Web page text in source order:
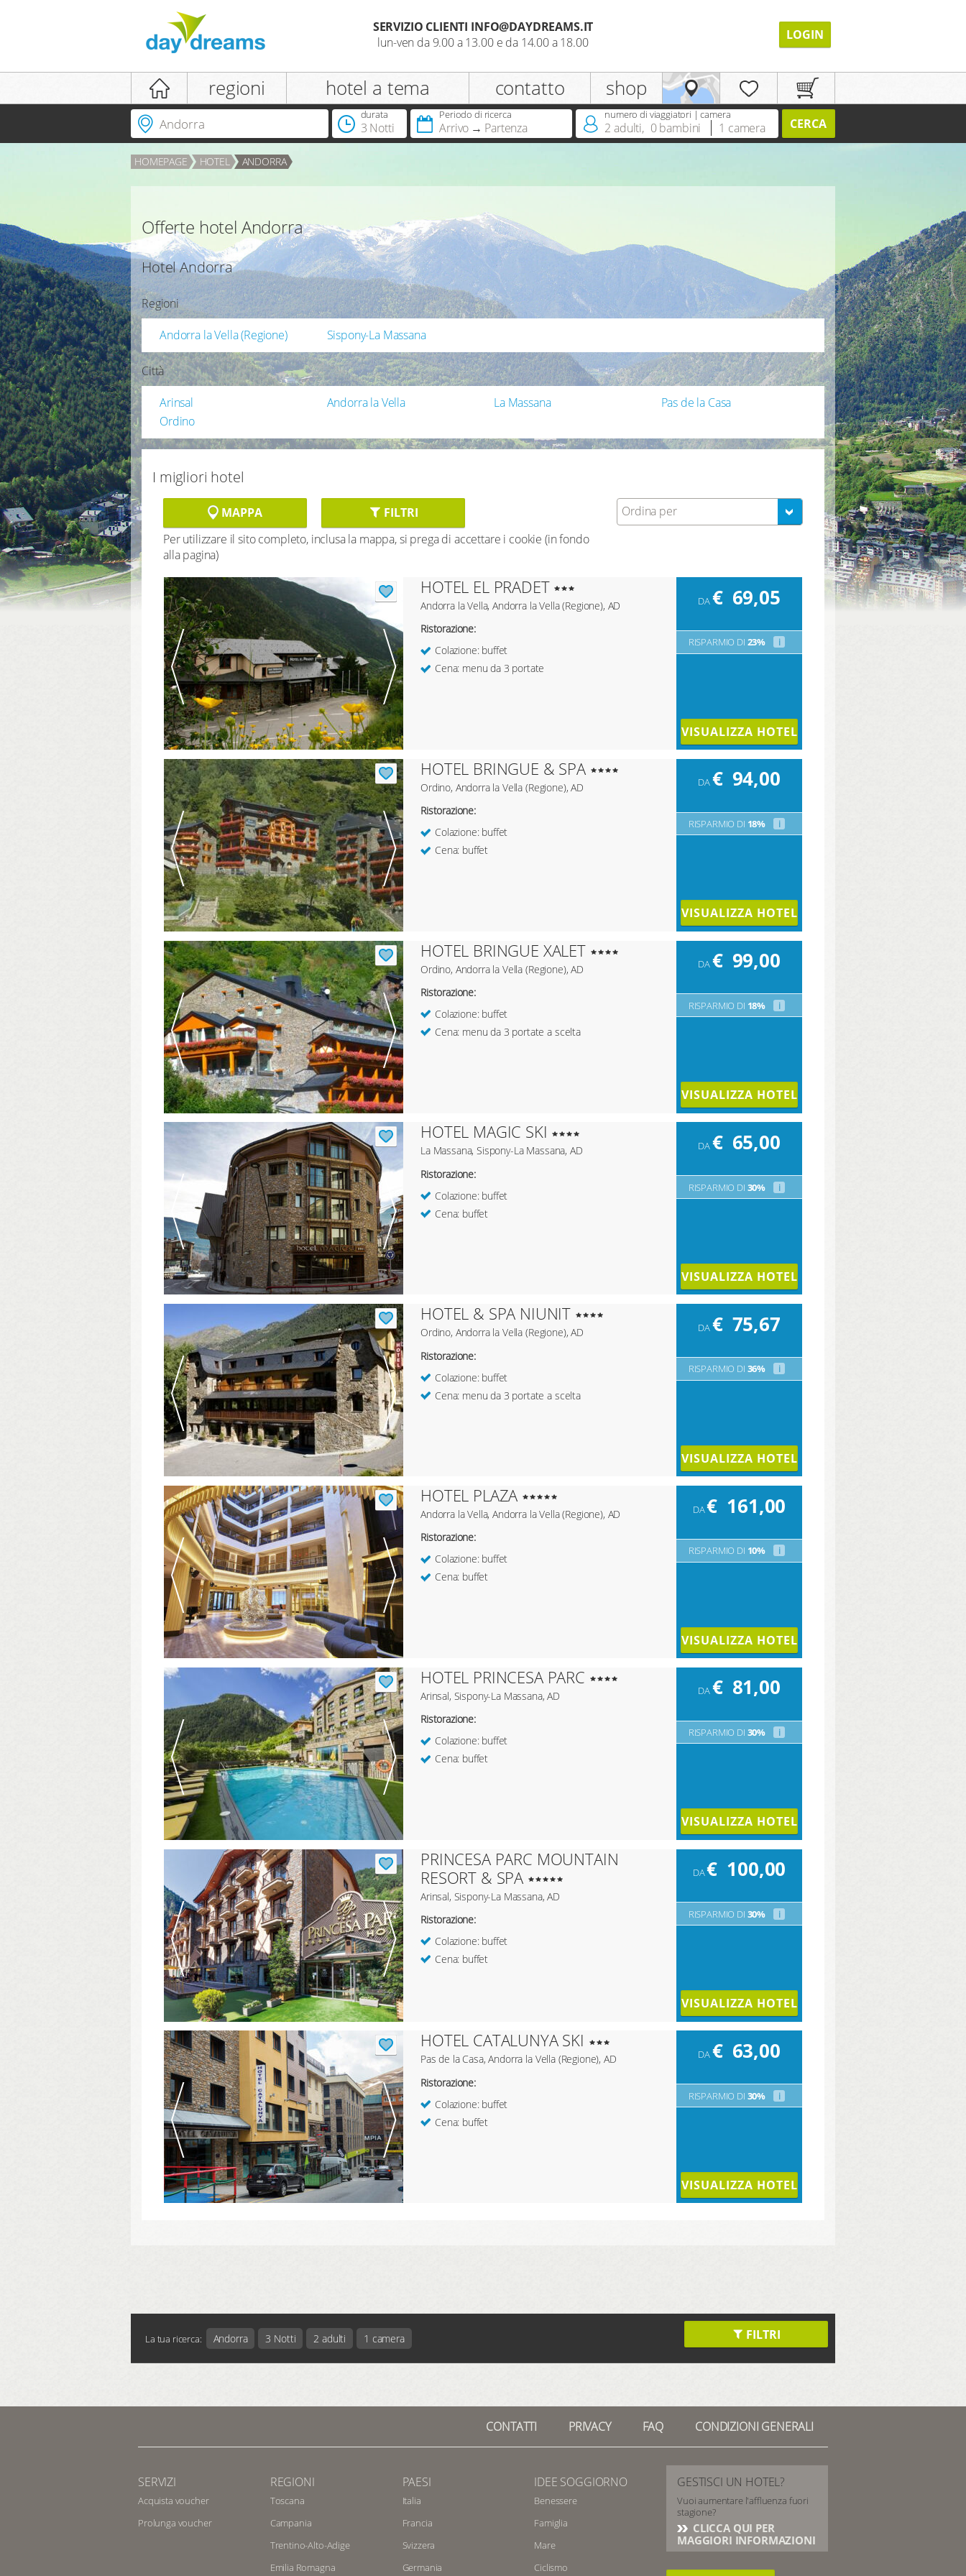
login
LOGIN
password dimenticata
registrazione
Appellativo
SERVIZIO CLIENTI INFO@DAYDREAMS.IT
lun-ven da 9.00 a 13.00 e da 14.00 a 18.00
LOGIN
regioni hotel a tema contatto shop
durata
3 Notti
Periodo di ricerca
Arrivo Partenza
numero di viaggiatori | camera
2 adulti, 0 bambini 1 camera CERCA
HOMEPAGE HOTEL ANDORRA
Offerte hotel Andorra
Hotel Andorra
Regioni
Andorra la Vella (Regione)
Sispony-La Massana
Città
Arinsal
Andorra la Vella La Massana
Pas de la Casa
Ordino
I migliori hotel
MAPPA
FILTRI
Per utilizzare il sito completo, inclusa la mappa, si prega di accettare i cookie (in fondo
alla pagina)
Ordina per
HOTEL EL PRADET
Andorra la Vella, Andorra la Vella (Regione), AD
Ristorazione:
Colazione: buffet
Cena: menu da 3 portate
DA€ 69,05
RISPARMIO DI 23% i
VISUALIZZA HOTEL
HOTEL BRINGUE & SPA
Ordino, Andorra la Vella (Regione), AD
Ristorazione:
Colazione: buffet
Cena: buffet
DA€ 94,00
RISPARMIO DI 18% i
VISUALIZZA HOTEL
HOTEL BRINGUE XALET
Ordino, Andorra la Vella (Regione), AD
Ristorazione:
Colazione: buffet
Cena: menu da 3 portate a scelta
DA€ 99,00
RISPARMIO DI 18% i
VISUALIZZA HOTEL
HOTEL MAGIC SKI
La Massana, Sispony-La Massana, AD
Ristorazione:
Colazione: buffet
Cena: buffet
DA€ 65,00
RISPARMIO DI 30% i
VISUALIZZA HOTEL
HOTEL & SPA NIUNIT
Ordino, Andorra la Vella (Regione), AD
Ristorazione:
Colazione: buffet
Cena: menu da 3 portate a scelta
DA€ 75,67
RISPARMIO DI 36% i
VISUALIZZA HOTEL
HOTEL PLAZA
Andorra la Vella, Andorra la Vella (Regione), AD
Ristorazione:
Colazione: buffet
Cena: buffet
DA€ 161,00
RISPARMIO DI 10% i
VISUALIZZA HOTEL
HOTEL PRINCESA PARC
Arinsal, Sispony-La Massana, AD
Ristorazione:
Colazione: buffet
Cena: buffet
DA€ 81,00
RISPARMIO DI 30% i
VISUALIZZA HOTEL
PRINCESA PARC MOUNTAIN
RESORT & SPA
Arinsal, Sispony-La Massana, AD
Ristorazione:
Colazione: buffet
Cena: buffet
DA€ 100,00
RISPARMIO DI 30% i
VISUALIZZA HOTEL
HOTEL CATALUNYA SKI
Pas de la Casa, Andorra la Vella (Regione), AD
Ristorazione:
Colazione: buffet
Cena: buffet
DA€ 63,00
RISPARMIO DI 30% i
VISUALIZZA HOTEL
FILTRI
La tua ricerca: Andorra 3 Notti 2 adulti 1 camera
CONTATTI PRIVACY FAQ CONDIZIONI GENERALI
SERVIZI
Acquista voucher
Prolunga voucher
REGIONI
Toscana
Campania
Trentino-Alto-Adige
Emilia Romagna
PAESI
Italia
Francia
Svizzera
Germania
IDEE SOGGIORNO
Benessere
Famiglia
Mare
Ciclismo
GESTISCI UN HOTEL?
Vuoi aumentare l'affluenza fuori
stagione?
CLICCA QUI PER
MAGGIORI INFORMAZIONI